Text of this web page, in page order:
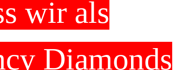
wir als
Diamonds